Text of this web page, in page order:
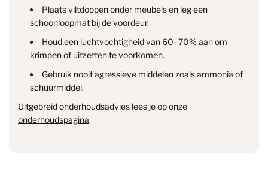
Plaats viltdoppen onder meubels en leg een
schoonloopmat bij de voordeur.
Houd een luchtvochtigheid van 60–70% aan om
krimpen of uitzetten te voorkomen.
Gebruik nooit agressieve middelen zoals ammonia of
schuurmiddel.
Uitgebreid onderhoudsadvies lees je op onze
onderhoudspagina.
info@smantvloeren.nl
Verzending & levertijd
Retourneren
& annuleren